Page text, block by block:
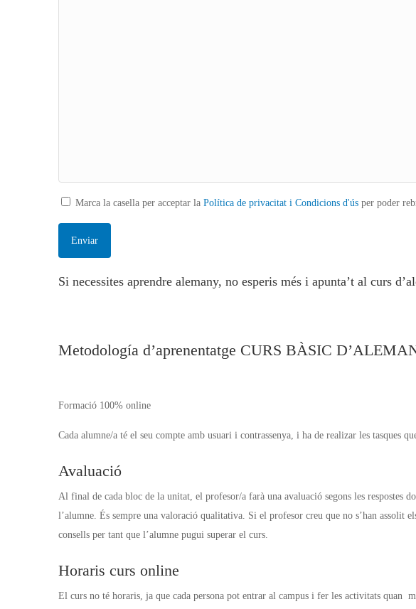
Marca la casella per acceptar la Política de privacitat i Condicions d'ús per poder
Si necessites aprendre alemany, no esperis més i apunta’t al curs
Metodología d’aprenentatge CURS BÀSIC
Formació 100% online
Cada alumne/a té el seu compte amb usuari i contrassenya, i ha de realizar les tasques
Avaluació
Al final de cada bloc de la unitat, el profesor/a farà una avaluació segons les respostes
l’alumne. És sempre una valoració qualitativa. Si el profesor creu que no s’han assolit
consells per tant que l’alumne pugui superar el curs.
Horaris curs online
El curs no té horaris, ja que cada persona pot entrar al campus i fer les activitats quan